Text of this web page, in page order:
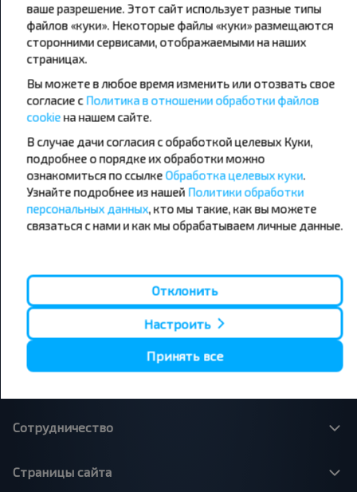
Популярные автобусные
направления
Орша - Могилёв
Минск - Могилёв
Минск - Пинск
Минск - Брест
Минск - Гомель
Минск - Бобруйск
Брест - Тересполь
Брест - Беловежская Пуща
Брест - Минск
Варшава - Минск
Санкт-Петербург - Минск
Минск - Вильнюс
Минск - Варшава
Минск - Москва
Сотрудничество
Страницы сайта
ваше разрешение. Этот сайт использует разные типы
файлов «куки». Некоторые файлы «куки» размещаются
сторонними сервисами, отображаемыми на наших
страницах.
Вы можете в любое время изменить или отозвать свое
согласие сПолитика в отношении обработки файлов
cookieна нашем сайте.
В случае дачи согласия с обработкой целевых Куки,
подробнее о порядке их обработки можно
ознакомиться по ссылкеОбработка целевых куки.
Узнайте подробнее из нашей Политики обработки
персональных данных, кто мы такие, как вы можете
связаться с нами и как мы обрабатываем личные данные.
Отклонить
Настроить
Принять все